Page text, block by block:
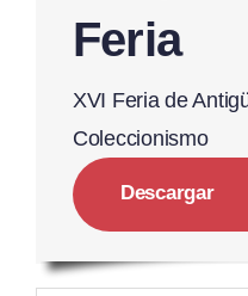
Feria
XVI Feria de
Coleccionismo
Descargar